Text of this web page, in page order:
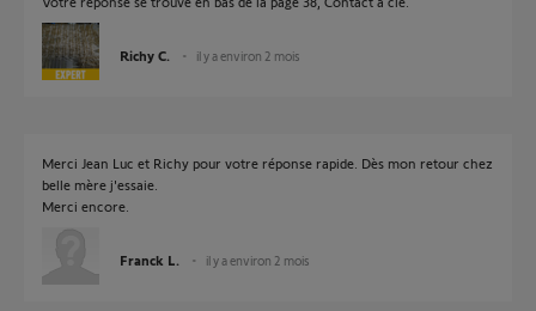
Richy C. il y a environ 2 mois
Merci Jean Luc et Richy pour votre réponse rapide. Dès mon retour chez
belle mère j'essaie.
Merci encore.
Franck L. il y a environ 2 mois